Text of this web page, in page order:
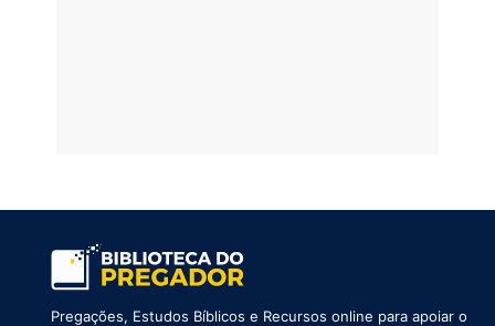
Pregações, Estudos Bíblicos e Recursos online para apoiar o